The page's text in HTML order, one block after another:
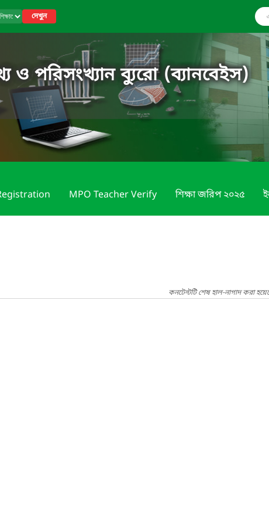
দেখুন
ও পরিসংখ্যান ব্যুরো (ব্যানবেইস)
MPO Teacher Verify শিক্ষা জরিপ ২০২৫
কনটেন্টটি শেষ হাল-নাগাদ করা